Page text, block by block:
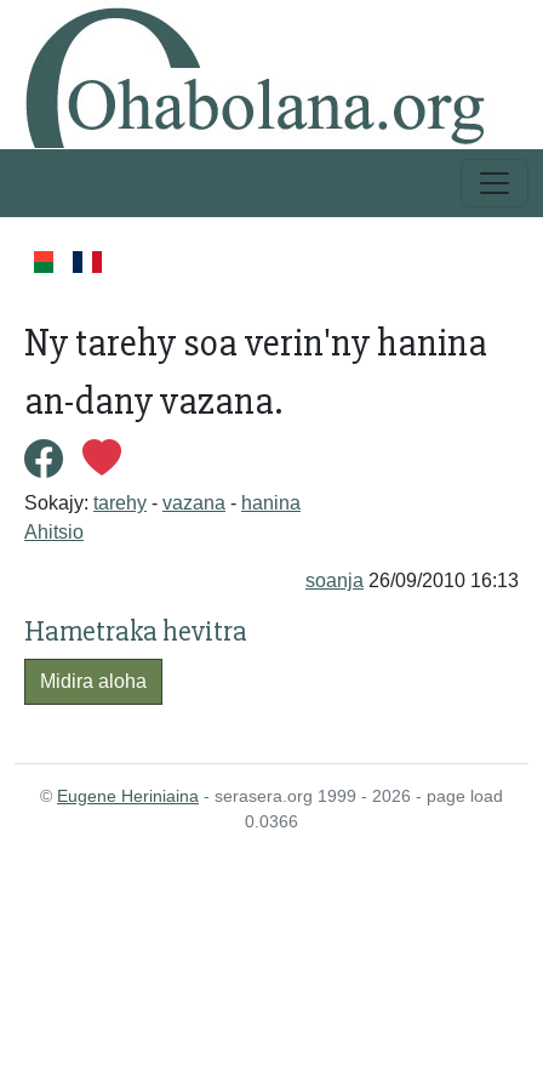
Ny tarehy soa verin'ny hanina
an-dany vazana.
Sokajy: tarehy - vazana - hanina
Ahitsio
soanja 26/09/2010 16:13
Hametraka hevitra
Midira aloha
© Eugene Heriniaina - serasera.org 1999 - 2026 - page load
0.0366